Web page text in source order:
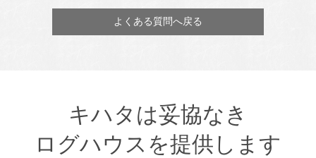
よくある質問へ戻る
キハタは妥協なき
ログハウスを提供します